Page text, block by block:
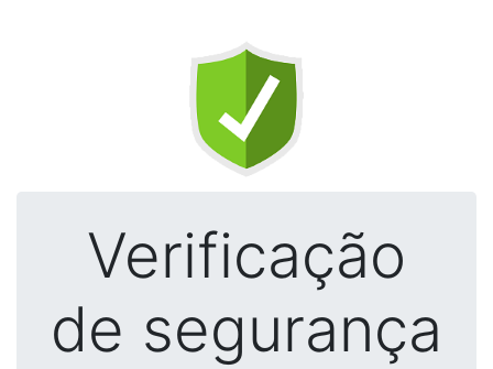
Verificação
de segurança